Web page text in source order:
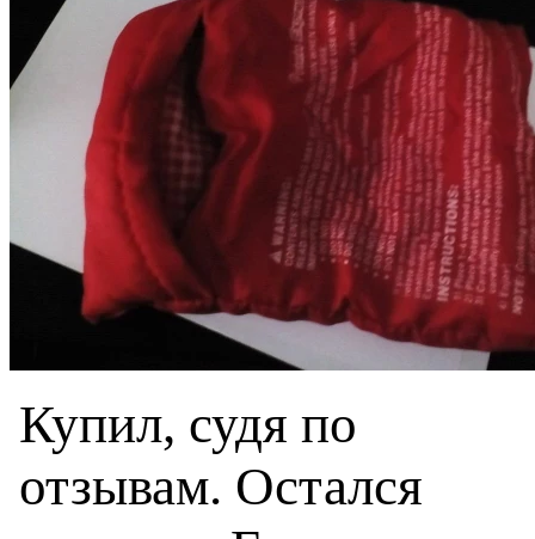
Купил, судя по
отзывам. Остался